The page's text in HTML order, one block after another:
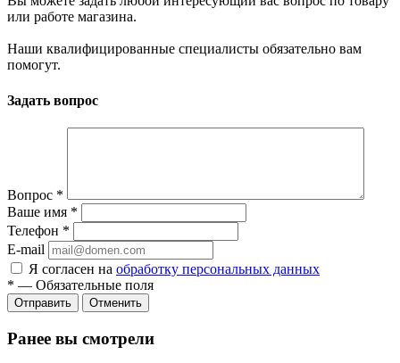
или работе магазина.
Наши квалифицированные специалисты обязательно вам
помогут.
Задать вопрос
Вопрос *
Ваше имя *
Телефон *
E-mail
Я согласен на обработку персональных данных
* — Обязательные поля
Отменить
Ранее вы смотрели